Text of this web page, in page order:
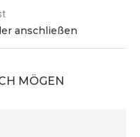
anschließen
MÖGEN